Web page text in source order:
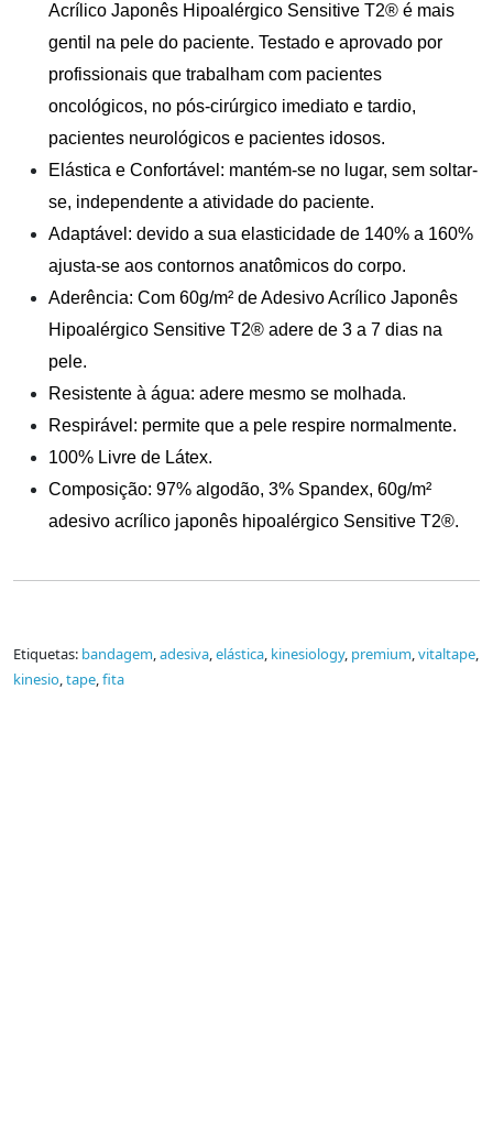
Acrílico Japonês Hipoalérgico Sensitive T2® é mais
gentil na pele do paciente. Testado e aprovado por
profissionais que trabalham com pacientes
oncológicos, no pós-cirúrgico imediato e tardio,
pacientes neurológicos e pacientes idosos.
Elástica e Confortável: mantém-se no lugar, sem soltar-
se, independente a atividade do paciente.
Adaptável: devido a sua elasticidade de 140% a 160%
ajusta-se aos contornos anatômicos do corpo.
Aderência: Com 60g/m² de Adesivo Acrílico Japonês
Hipoalérgico Sensitive T2® adere de 3 a 7 dias na
pele.
Resistente à água: adere mesmo se molhada.
Respirável: permite que a pele respire normalmente.
100% Livre de Látex.
Composição: 97% algodão, 3% Spandex, 60g/m²
adesivo acrílico japonês hipoalérgico Sensitive T2®.
Etiquetas: bandagem,adesiva,elástica, kinesiology, premium,vitaltape,
kinesio,tape,fita